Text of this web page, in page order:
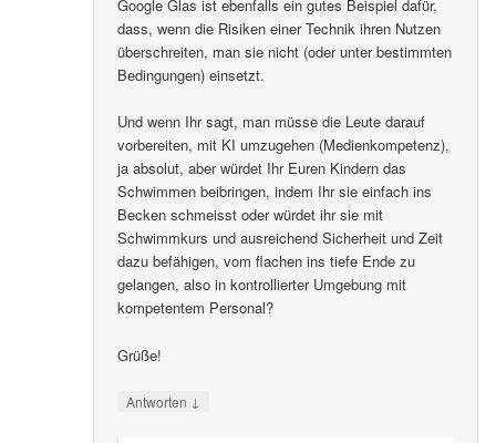
Google Glas ist ebenfalls ein gutes Beispiel dafür,
dass, wenn die Risiken einer Technik ihren Nutzen
überschreiten, man sie nicht (oder unter bestimmten
Bedingungen) einsetzt.
Und wenn Ihr sagt, man müsse die Leute darauf
vorbereiten, mit KI umzugehen (Medienkompetenz),
ja absolut, aber würdet Ihr Euren Kindern das
Schwimmen beibringen, indem Ihr sie einfach ins
Becken schmeisst oder würdet ihr sie mit
Schwimmkurs und ausreichend Sicherheit und Zeit
dazu befähigen, vom flachen ins tiefe Ende zu
gelangen, also in kontrollierter Umgebung mit
kompetentem Personal?
Grüße!
Antworten ↓